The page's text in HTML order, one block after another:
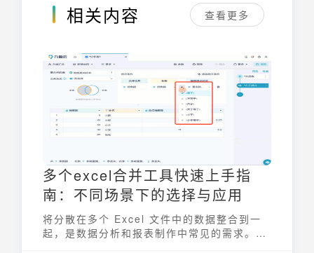
相关内容 查看更多
多个excel合并工具快速上手指
南：不同场景下的选择与应用
将分散在多个 Excel 文件中的数据整合到一
起，是数据分析和报表制作中常见的需求。选